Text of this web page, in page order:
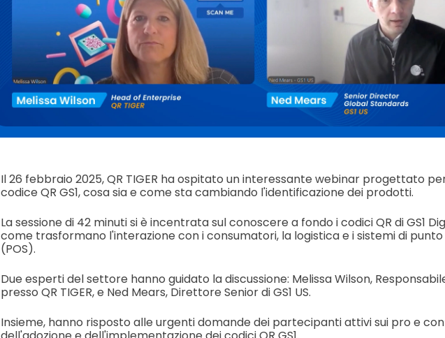
Il 26 febbraio 2025, QR TIGER ha ospitato un interessante webinar progettato
codice QR GS1, cosa sia e come sta cambiando l'identificazione dei prodotti.
La sessione di 42 minuti si è incentrata sul conoscere a fondo i codici QR di GS1
come trasformano l'interazione con i consumatori, la logistica e i sistemi di
(POS).
Due esperti del settore hanno guidato la discussione: Melissa Wilson,
presso QR TIGER, e Ned Mears, Direttore Senior di GS1 US.
Insieme, hanno risposto alle urgenti domande dei partecipanti attivi sui pro e